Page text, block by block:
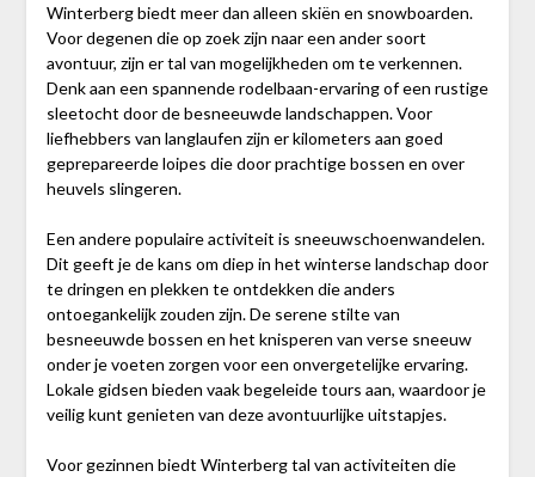
Winterberg biedt meer dan alleen skiën en snowboarden.
Voor degenen die op zoek zijn naar een ander soort
avontuur, zijn er tal van mogelijkheden om te verkennen.
Denk aan een spannende rodelbaan-ervaring of een rustige
sleetocht door de besneeuwde landschappen. Voor
liefhebbers van langlaufen zijn er kilometers aan goed
geprepareerde loipes die door prachtige bossen en over
heuvels slingeren.
Een andere populaire activiteit is sneeuwschoenwandelen.
Dit geeft je de kans om diep in het winterse landschap door
te dringen en plekken te ontdekken die anders
ontoegankelijk zouden zijn. De serene stilte van
besneeuwde bossen en het knisperen van verse sneeuw
onder je voeten zorgen voor een onvergetelijke ervaring.
Lokale gidsen bieden vaak begeleide tours aan, waardoor je
veilig kunt genieten van deze avontuurlijke uitstapjes.
Voor gezinnen biedt Winterberg tal van activiteiten die